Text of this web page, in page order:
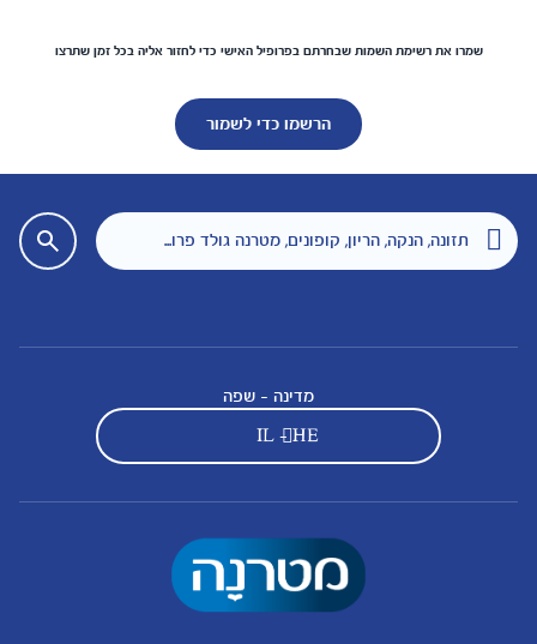
שמרו את רשימת השמות שבחרתם בפרופיל האישי כדי לחזור אליה בכל זמן שתרצו
הרשמו כדי לשמור
מדינה - שפה
IL - HE